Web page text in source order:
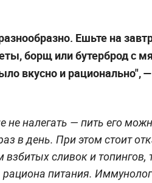
Ешьте на
борщ или бутерброд с
вкусно и рационально", —
не налегать — пить его
в день. При этом стоит
сливок и топингов,
питания. Иммунолог